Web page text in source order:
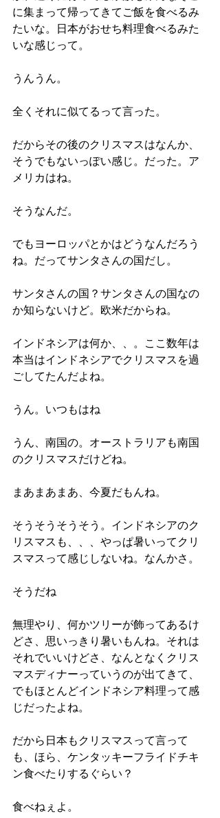
に集まって帰ってきてご飯を食べるみ
たいな。日本がおせち料理食べるみた
いな感じって。
うんうん。
全くそれに似てるって言った。
だからその後のクリスマスはなんか、
そうでもないっぽい感じ。だった。ア
メリカはね。
そうなんだ。
でもヨーロッパとかはどうなんだろう
ね。だってサンタさんの国だし。
サンタさんの国？サンタさんの国なの
か知らないけど。欧米だからね。
インドネシアは何か、、。ここ数年は
本当はインドネシアでクリスマスを過
ごしてたんだよね。
うん。いつもはね
うん、南国の。オーストラリアも南国
のクリスマスだけどね。
まあまあまあ、今夏だもんね。
そうそうそうそう。インドネシアのク
リスマスも、、、やっぱ暑いってクリ
スマスって感じしないね。なんかさ。
そうだね
無理やり、何かツリーが飾ってあるけ
どさ、思いっきり暑いもんね。それは
それでいいけどさ、なんとなくクリス
マスディナーっていうのが出てきて、
でもほとんどインドネシア料理って感
じだったよね。
だから日本もクリスマスって言って
も、ほら、ケンタッキーフライドチキ
ン食べたりするぐらい？
食べねぇよ。